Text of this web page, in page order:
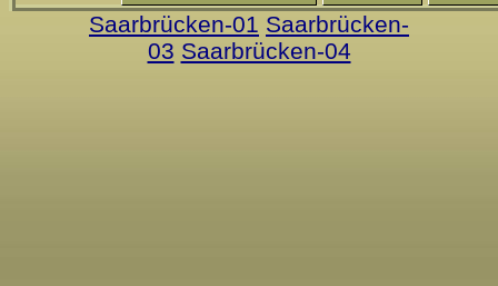
Saarbrücken-01 Saarbrücken-
03 Saarbrücken-04